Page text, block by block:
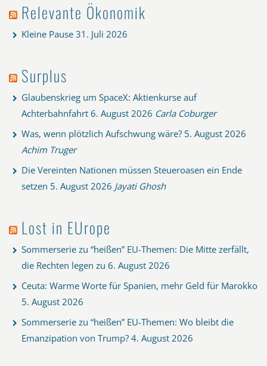
Relevante Ökonomik
Kleine Pause 31. Juli 2026
Surplus
Glaubenskrieg um SpaceX: Aktienkurse auf
Achterbahnfahrt 6. August 2026 Carla Coburger
Was, wenn plötzlich Aufschwung wäre? 5. August 2026
Achim Truger
Die Vereinten Nationen müssen Steueroasen ein Ende
setzen 5. August 2026 Jayati Ghosh
Lost in EUrope
Sommerserie zu “heißen” EU-Themen: Die Mitte zerfällt,
die Rechten legen zu 6. August 2026
Ceuta: Warme Worte für Spanien, mehr Geld für Marokko
5. August 2026
Sommerserie zu “heißen” EU-Themen: Wo bleibt die
Emanzipation von Trump? 4. August 2026